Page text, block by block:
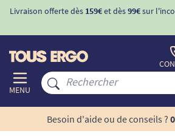
Livraison offerte dès 159€et dès99€sur
MENU
Besoin d'aide ou de conseils ?